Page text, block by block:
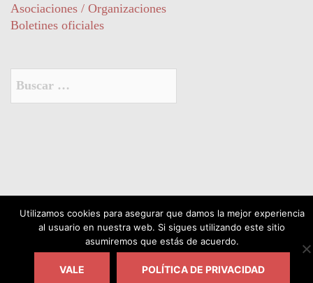
Asociaciones / Organizaciones
Boletines oficiales
Utilizamos cookies para asegurar que damos la mejor experiencia
al usuario en nuestra web. Si sigues utilizando este sitio
asumiremos que estás de acuerdo.
VALE POLÍTICA DE PRIVACIDAD